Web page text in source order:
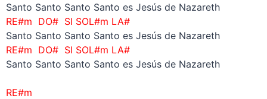
Santo Santo Santo Santo es Jesús de Nazareth
RE#m DO# SI SOL#m LA#
Santo Santo Santo Santo es Jesús de Nazareth
RE#m DO# SI SOL#m LA#
Santo Santo Santo Santo es Jesús de Nazareth
RE#m